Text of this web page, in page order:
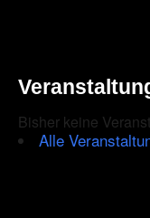
Bisher keine
Alle